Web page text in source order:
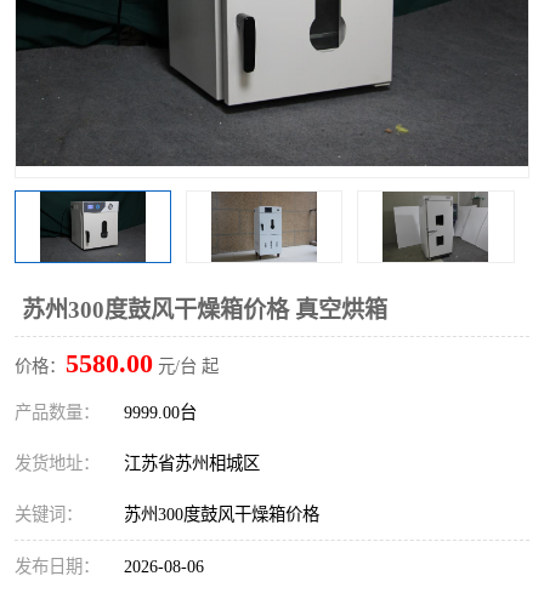
苏州300度鼓风干燥箱价格 真空烘箱
价格： 5580.00 元/台 起
产品数量： 9999.00台
发货地址： 江苏省苏州相城区
关键词： 苏州300度鼓风干燥箱价格
发布日期： 2026-08-06